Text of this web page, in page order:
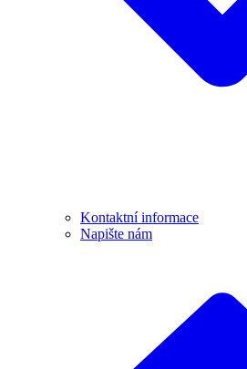
Kontaktní informace
Napište nám